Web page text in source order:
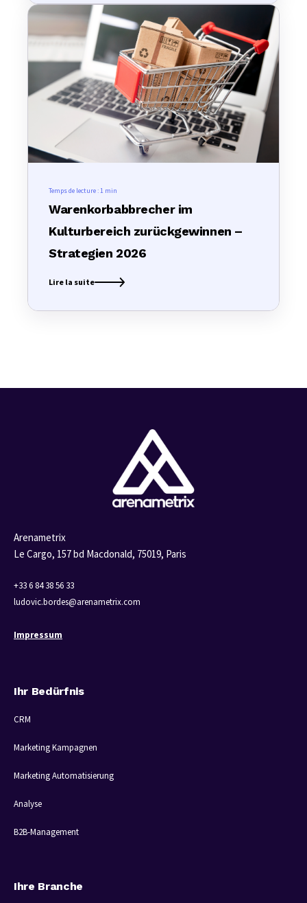
Temps de lecture :1 min
Warenkorbabbrecher im
Kulturbereich zurückgewinnen –
Strategien 2026
Lire la suite
Arenametrix
Le Cargo, 157 bd Macdonald, 75019, Paris
+33 6 84 38 56 33
ludovic.bordes@arenametrix.com
Impressum
Ihr Bedürfnis
CRM
Marketing Kampagnen
Marketing Automatisierung
Analyse
B2B-Management
Ihre Branche